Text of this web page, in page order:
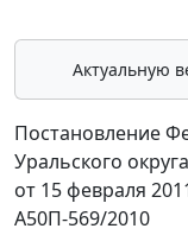
Актуальную
Постановление
Уральского округа
от 15 февраля
А50П-569/2010